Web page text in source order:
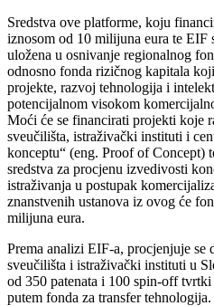
Sredstva ove platforme, koju
iznosom od 10 milijuna eura te EIF
uložena u osnivanje regionalnog
odnosno fonda rizičnog kapitala
projekte, razvoj tehnologija i
potencijalnom visokom
Moći će se financirati projekti koje
sveučilišta, istraživački instituti i
konceptu“ (eng. Proof of Concept)
sredstva za procjenu izvedivosti
istraživanja u postupak
znanstvenih ustanova iz ovog će
milijuna eura.
Prema analizi EIF-a, procjenjuje se
sveučilišta i istraživački instituti u
od 350 patenata i 100 spin-off
putem fonda za transfer tehnologija.